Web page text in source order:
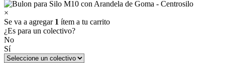
×
Se va a agregar 1 ítem a tu carrito
¿Es para un colectivo?
No
Sí